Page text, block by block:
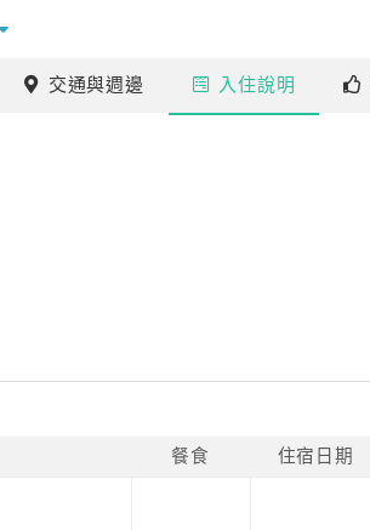
交通與週邊 入住說明
餐食 住宿日期